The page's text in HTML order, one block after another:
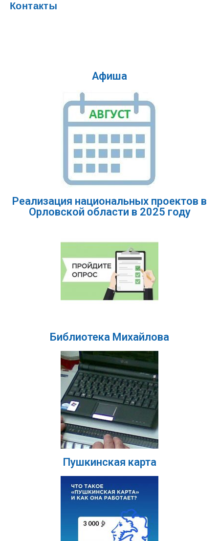
Контакты
Афиша
Реализация национальных проектов в
Орловской области в 2025 году
Библиотека Михайлова
Пушкинская карта